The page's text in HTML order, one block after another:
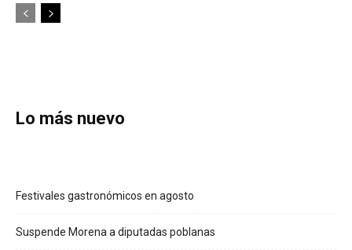
Lo más nuevo
Festivales gastronómicos en agosto
Suspende Morena a diputadas poblanas